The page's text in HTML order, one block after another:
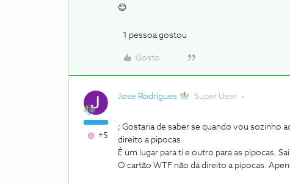
😊
1 pessoa gostou
Gosto
+5
Jose Rodrigues Super User
; Gostaria de saber se quando vou sozinho
direito a pipocas.
É um lugar para ti e outro para as pipocas.
O cartão WTF não dá direito a pipocas.